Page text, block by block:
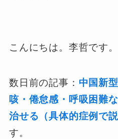
こんにちは。李哲です。
数日前の記事： 中国新
咳・倦怠感・呼吸困難
治せる（具体的症例で
す。